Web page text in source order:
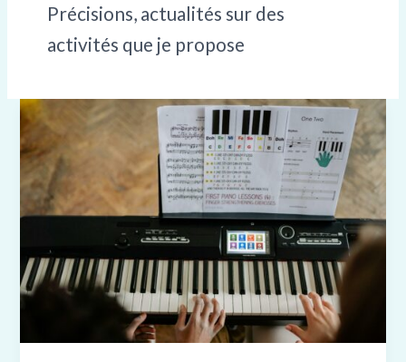
Précisions, actualités sur des
activités que je propose